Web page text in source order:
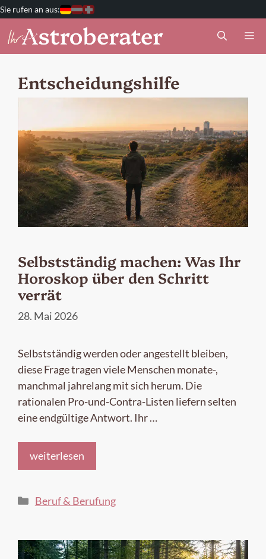
Zum
springen
Deutschland
Österreich
Schweiz
Entscheidungshilfe
Selbstständig machen: Was Ihr
Horoskop über den Schritt
verrät
28. Mai 2026
Selbstständig werden oder angestellt bleiben,
diese Frage tragen viele Menschen monate-,
manchmal jahrelang mit sich herum. Die
rationalen Pro-und-Contra-Listen liefern selten
eine endgültige Antwort. Ihr …
weiterlesen
Kategorien
Beruf & Berufung